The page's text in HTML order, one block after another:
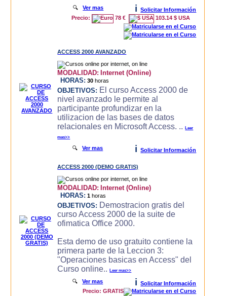
🔍Ver mas i
Solicitar Información
Precio:
78 € 103.14 $ USA
ACCESS 2000 AVANZADO
MODALIDAD: Internet (Online)
HORAS: 30 horas
OBJETIVOS: El curso Access 2000 de
nivel avanzado le permite al
participante profundizar en la
utilizacion de las bases de datos
relacionales en Microsoft Access. ..Leer
mas>>
🔍Ver mas i Solicitar Información
ACCESS 2000 (DEMO GRATIS)
MODALIDAD: Internet (Online)
HORAS: 1 horas
OBJETIVOS: Demostracion gratis del
curso Access 2000 de la suite de
ofimatica Office 2000.
Esta demo de uso gratuito contiene la
primera parte de la Leccion 3:
"Operaciones basicas en Access" del
Curso online..Leer mas>>
🔍Ver mas i
Solicitar Información
Precio: GRATIS